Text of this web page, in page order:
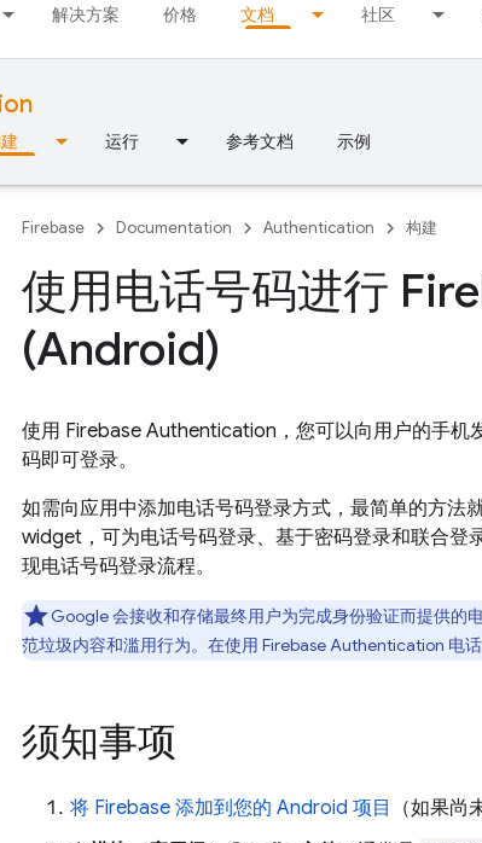
解决方案 价格 文档 社区
运行 参考文档 示例
Firebase Documentation Authentication 构建
使用电话号码进行
(Android)
使用 Firebase Authentication ，您可以向用户的手
码即可登录。
如需向应用中添加电话号码登录方式，最简单的方法
widget，可为电话号码登录、基于密码登录和联合登
现电话号码登录流程。
Google 会接收和存储最终用户为完成身份验证而提供的
范垃圾内容和滥用行为。在使用 Firebase Authentication 电
须知事项
将 Firebase 添加到您的 Android 项目
（如果尚